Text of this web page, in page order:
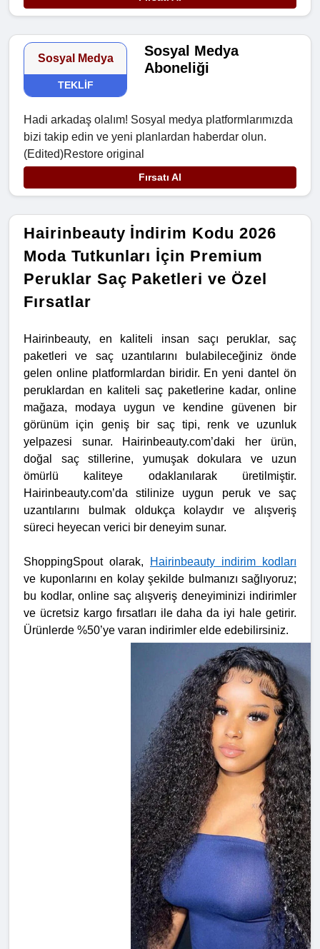
Sosyal Medya
TEKLIF
Sosyal Medya
Aboneliği
Hadi arkadaş olalım! Sosyal medya platformlarımızda
bizi takip edin ve yeni planlardan haberdar olun.
(Edited)Restore original
Fırsatı Al
Hairinbeauty İndirim Kodu 2026
Moda Tutkunları İçin Premium
Peruklar Saç Paketleri ve Özel
Fırsatlar
Hairinbeauty, en kaliteli insan saçı peruklar, saç
paketleri ve saç uzantılarını bulabileceğiniz önde
gelen online platformlardan biridir. En yeni dantel ön
peruklardan en kaliteli saç paketlerine kadar, online
mağaza, modaya uygun ve kendine güvenen bir
görünüm için geniş bir saç tipi, renk ve uzunluk
yelpazesi sunar. Hairinbeauty.com’daki her ürün,
doğal saç stillerine, yumuşak dokulara ve uzun
ömürlü kaliteye odaklanılarak üretilmiştir.
Hairinbeauty.com’da stilinize uygun peruk ve saç
uzantılarını bulmak oldukça kolaydır ve alışveriş
süreci heyecan verici bir deneyim sunar.
ShoppingSpout olarak,
Hairinbeauty indirim kodları
ve kuponlarını en kolay şekilde bulmanızı sağlıyoruz;
bu kodlar, online saç alışveriş deneyiminizi indirimler
ve ücretsiz kargo fırsatları ile daha da iyi hale getirir.
Ürünlerde %50’ye varan indirimler elde edebilirsiniz.